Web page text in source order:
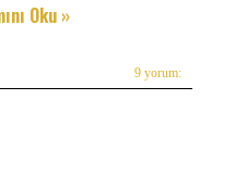
Oku »
9 yorum: